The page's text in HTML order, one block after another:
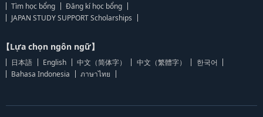
Tìm học bổng
Đăng kí học bổng
JAPAN STUDY SUPPORT Scholarships
【Lựa chọn ngôn ngữ】
日本語 English 中文（简体字） 中文（繁體字）
한국어
Bahasa Indonesia
ภาษาไทย